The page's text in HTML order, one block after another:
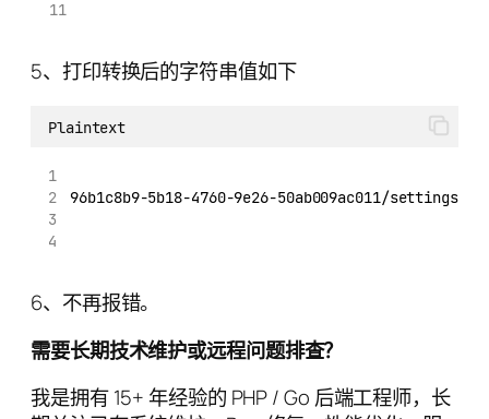
5、打印转换后的字符串值如下
Plaintext
96b1c8b9-5b18-4760-9e26-50ab009ac011/settings/0
6、不再报错。
需要长期技术维护或远程问题排查？
我是拥有 15+ 年经验的 PHP / Go 后端工程师，长